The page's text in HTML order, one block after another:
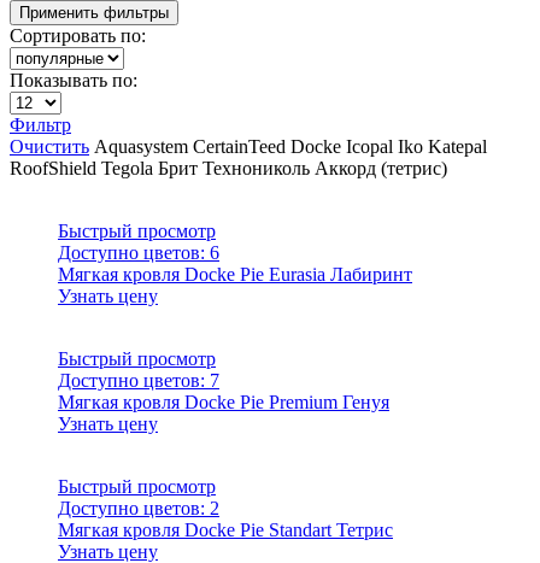
Сортировать по:
Показывать по:
Фильтр
Очистить Aquasystem CertainTeed Docke Icopal Iko Katepal
RoofShield Tegola Брит Технониколь Аккорд (тетрис)
Быстрый просмотр
Доступно цветов: 6
Мягкая кровля Docke Pie Eurasia Лабиринт
Узнать цену
Быстрый просмотр
Доступно цветов: 7
Мягкая кровля Docke Pie Premium Генуя
Узнать цену
Быстрый просмотр
Доступно цветов: 2
Мягкая кровля Docke Pie Standart Тетрис
Узнать цену